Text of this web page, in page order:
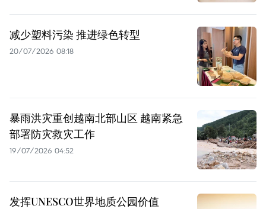
减少塑料污染 推进绿色转型
20/07/2026 08:18
暴雨洪灾重创越南北部山区 越南紧急
部署防灾救灾工作
19/07/2026 04:52
发挥UNESCO世界地质公园价值